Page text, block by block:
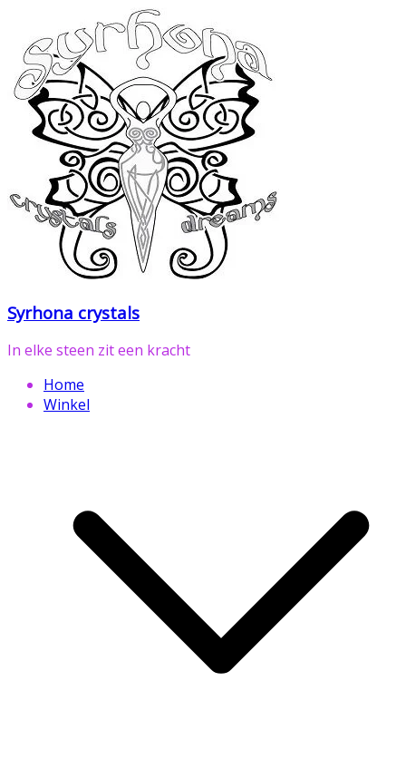
naar
inhoud
Syrhona crystals
In elke steen zit een kracht
Home
Winkel